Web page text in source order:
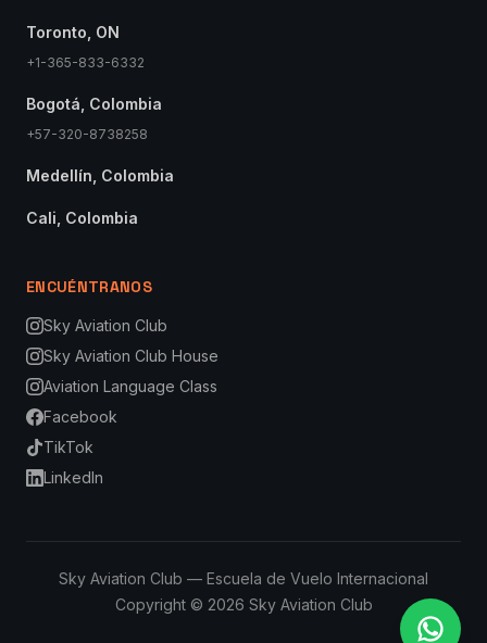
Toronto, ON
+1-365-833-6332
Bogotá, Colombia
+57-320-8738258
Medellín, Colombia
Cali, Colombia
ENCUÉNTRANOS
Sky Aviation Club
Sky Aviation Club House
Aviation Language Class
Facebook
TikTok
LinkedIn
Sky Aviation Club — Escuela de Vuelo Internacional
Copyright © 2026 Sky Aviation Club